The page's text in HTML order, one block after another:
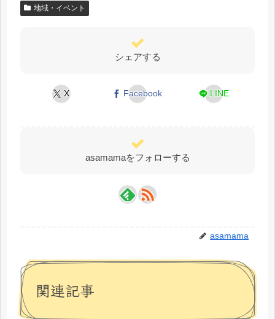
地域・イベント
シェアする
X Facebook LINE
asamamaをフォローする
asamama
関連記事